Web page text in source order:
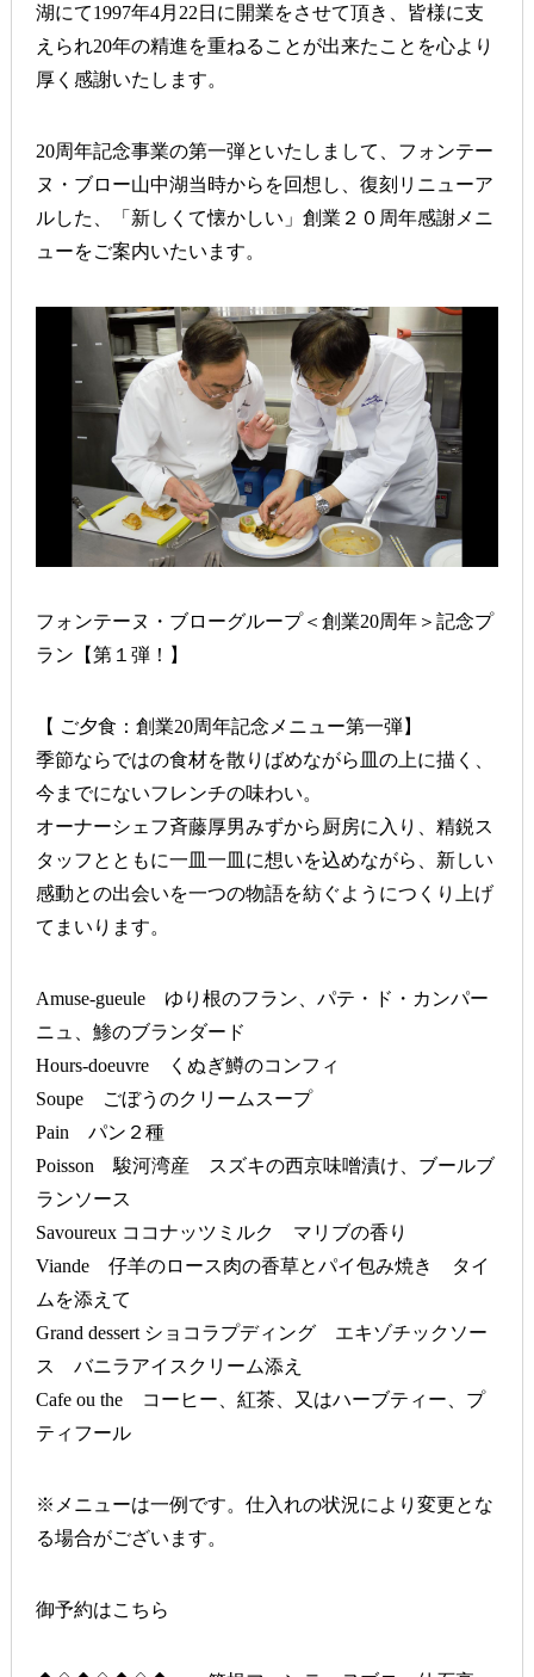
湖にて1997年4月22日に開業をさせて頂き、皆様に支
えられ20年の精進を重ねることが出来たことを心より
厚く感謝いたします。
20周年記念事業の第一弾といたしまして、フォンテー
ヌ・ブロー山中湖当時からを回想し、復刻リニューア
ルした、「新しくて懐かしい」創業２０周年感謝メニ
ューをご案内いたいます。
フォンテーヌ・ブローグループ＜創業20周年＞記念プ
ラン【第１弾！】
【 ご夕食：創業20周年記念メニュー第一弾】
季節ならではの食材を散りばめながら皿の上に描く、
今までにないフレンチの味わい。
オーナーシェフ斉藤厚男みずから厨房に入り、精鋭ス
タッフとともに一皿一皿に想いを込めながら、新しい
感動との出会いを一つの物語を紡ぐようにつくり上げ
てまいります。
Amuse-gueule ゆり根のフラン、パテ・ド・カンパー
ニュ、鯵のブランダード
Hours-doeuvre くぬぎ鱒のコンフィ
Soupe ごぼうのクリームスープ
Pain パン２種
Poisson 駿河湾産 スズキの西京味噌漬け、ブールブ
ランソース
Savoureux ココナッツミルク マリブの香り
Viande 仔羊のロース肉の香草とパイ包み焼き タイ
ムを添えて
Grand dessert ショコラプディング エキゾチックソー
ス バニラアイスクリーム添え
Cafe ou the コーヒー、紅茶、又はハーブティー、プ
ティフール
※メニューは一例です。仕入れの状況により変更とな
る場合がございます。
御予約はこちら